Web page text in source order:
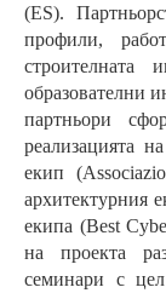
(ES).
профили,
строителната
образователни
партньори
реализацията
екип
архитектурния
екипа (Best
на проекта
семинари с